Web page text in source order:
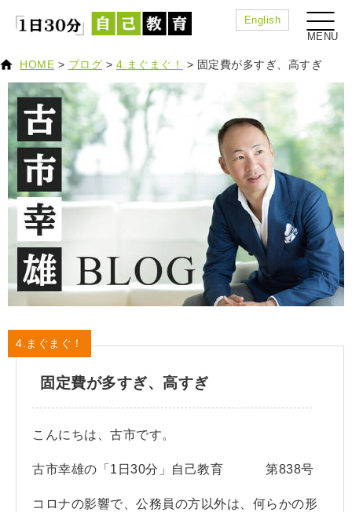
English
HOME > ブログ > 4.まぐまぐ！ > 固定費が多すぎ、高すぎ
4.まぐまぐ！
固定費が多すぎ、高すぎ
こんにちは、古市です。
古市幸雄の「1日30分」自己教育 第838号
コロナの影響で、公務員の方以外は、何らかの形